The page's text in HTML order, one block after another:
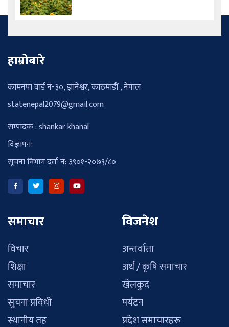
हाम्रोबारे
कामनपा वार्ड नं-३०, ज्ञानेश्वर, काठमाडौँ , नेपाल
statenepal2079@gmail.com
सम्पादक : shankar khanal
विज्ञापन:
सूचना बिभाग दर्ता नं: ३९०१-२०७९/८०
समाचार
विचार
शिक्षा
समाचार
सुचना प्रविधी
स्थानीय तह
विजनेश
अन्तर्वाता
अर्थ / कृषि समाचार
खेलकुद
पर्यटन
प्रदेश समाचारहरू